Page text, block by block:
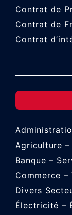
Contrat de
Contrat de
Contrat
Agriculture
Banque –
Commerce –
Divers
Électricité –